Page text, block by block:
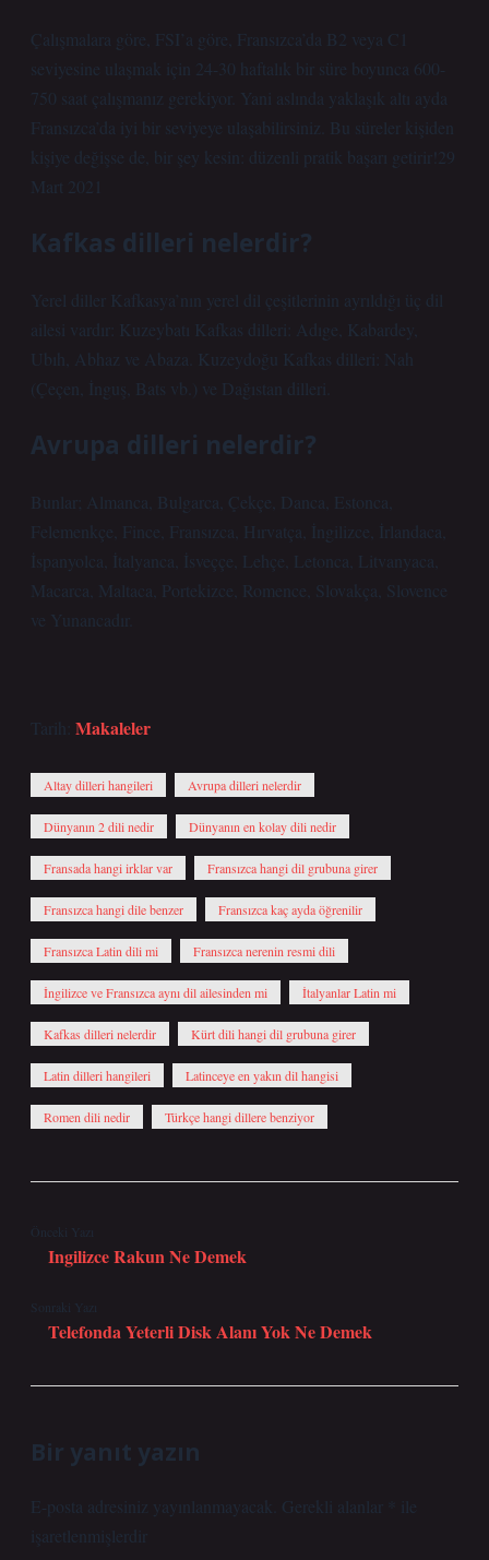
Çalışmalara göre, FSI’a göre, Fransızca’da B2 veya C1
seviyesine ulaşmak için 24-30 haftalık bir süre boyunca 600-
750 saat çalışmanız gerekiyor. Yani aslında yaklaşık altı ayda
Fransızca’da iyi bir seviyeye ulaşabilirsiniz. Bu süreler kişiden
kişiye değişse de, bir şey kesin: düzenli pratik başarı getirir!29
Mart 2021
Kafkas dilleri nelerdir?
Yerel diller Kafkasya’nın yerel dil çeşitlerinin ayrıldığı üç dil
ailesi vardır: Kuzeybatı Kafkas dilleri: Adıge, Kabardey,
Ubıh, Abhaz ve Abaza. Kuzeydoğu Kafkas dilleri: Nah
(Çeçen, İnguş, Bats vb.) ve Dağıstan dilleri.
Avrupa dilleri nelerdir?
Bunlar; Almanca, Bulgarca, Çekçe, Danca, Estonca,
Felemenkçe, Fince, Fransızca, Hırvatça, İngilizce, İrlandaca,
İspanyolca, İtalyanca, İsveççe, Lehçe, Letonca, Litvanyaca,
Macarca, Maltaca, Portekizce, Romence, Slovakça, Slovence
ve Yunancadır.
Tarih: Makaleler
Altay dilleri hangileri Avrupa dilleri nelerdir
Dünyanın 2 dili nedir Dünyanın en kolay dili nedir
Fransada hangi irklar var Fransızca hangi dil grubuna girer
Fransızca hangi dile benzer Fransızca kaç ayda öğrenilir
Fransızca Latin dili mi Fransızca nerenin resmi dili
İngilizce ve Fransızca aynı dil ailesinden mi İtalyanlar Latin mi
Kafkas dilleri nelerdir Kürt dili hangi dil grubuna girer
Latin dilleri hangileri Latinceye en yakın dil hangisi
Romen dili nedir Türkçe hangi dillere benziyor
Önceki Yazı
Ingilizce Rakun Ne Demek
Sonraki Yazı
Telefonda Yeterli Disk Alanı Yok Ne Demek
Bir yanıt yazın
E-posta adresiniz yayınlanmayacak. Gerekli alanlar
ile
işaretlenmişlerdir